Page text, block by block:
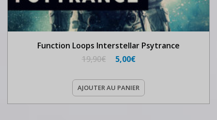
Function Loops Interstellar Psytrance
19,90€ 5,00€
AJOUTER AU PANIER